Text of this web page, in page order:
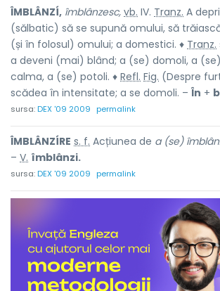
ÎMBLÂNZÍ, îmblânzesc, vb. IV. Tranz. A
(sălbatic) să se supună omului, să
(și în folosul) omului; a domestici. ♦ Tranz.
a deveni (mai) blând; a (se) domoli, a
calma, a (se) potoli. ♦ Refl. Fig. (Despre
scădea în intensitate; a se domoli. – În +
sursa:DEX '09 2009 permalink
ÎMBLÂNZÍRE s. f. Acțiunea de a (se)
– V. îmblânzi.
sursa:DEX '09 2009 permalink